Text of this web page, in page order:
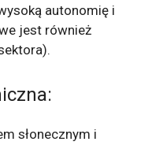
autonomię i
jest również
słonecznym i